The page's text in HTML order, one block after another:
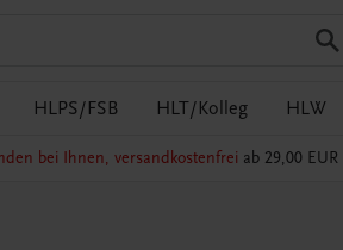
HLPS/FSB HLT/Kolleg HLW
bei Ihnen, versandkostenfrei ab 29,00 EUR